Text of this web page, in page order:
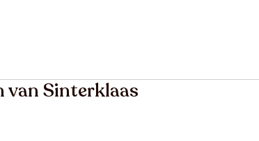
van Sinterklaas